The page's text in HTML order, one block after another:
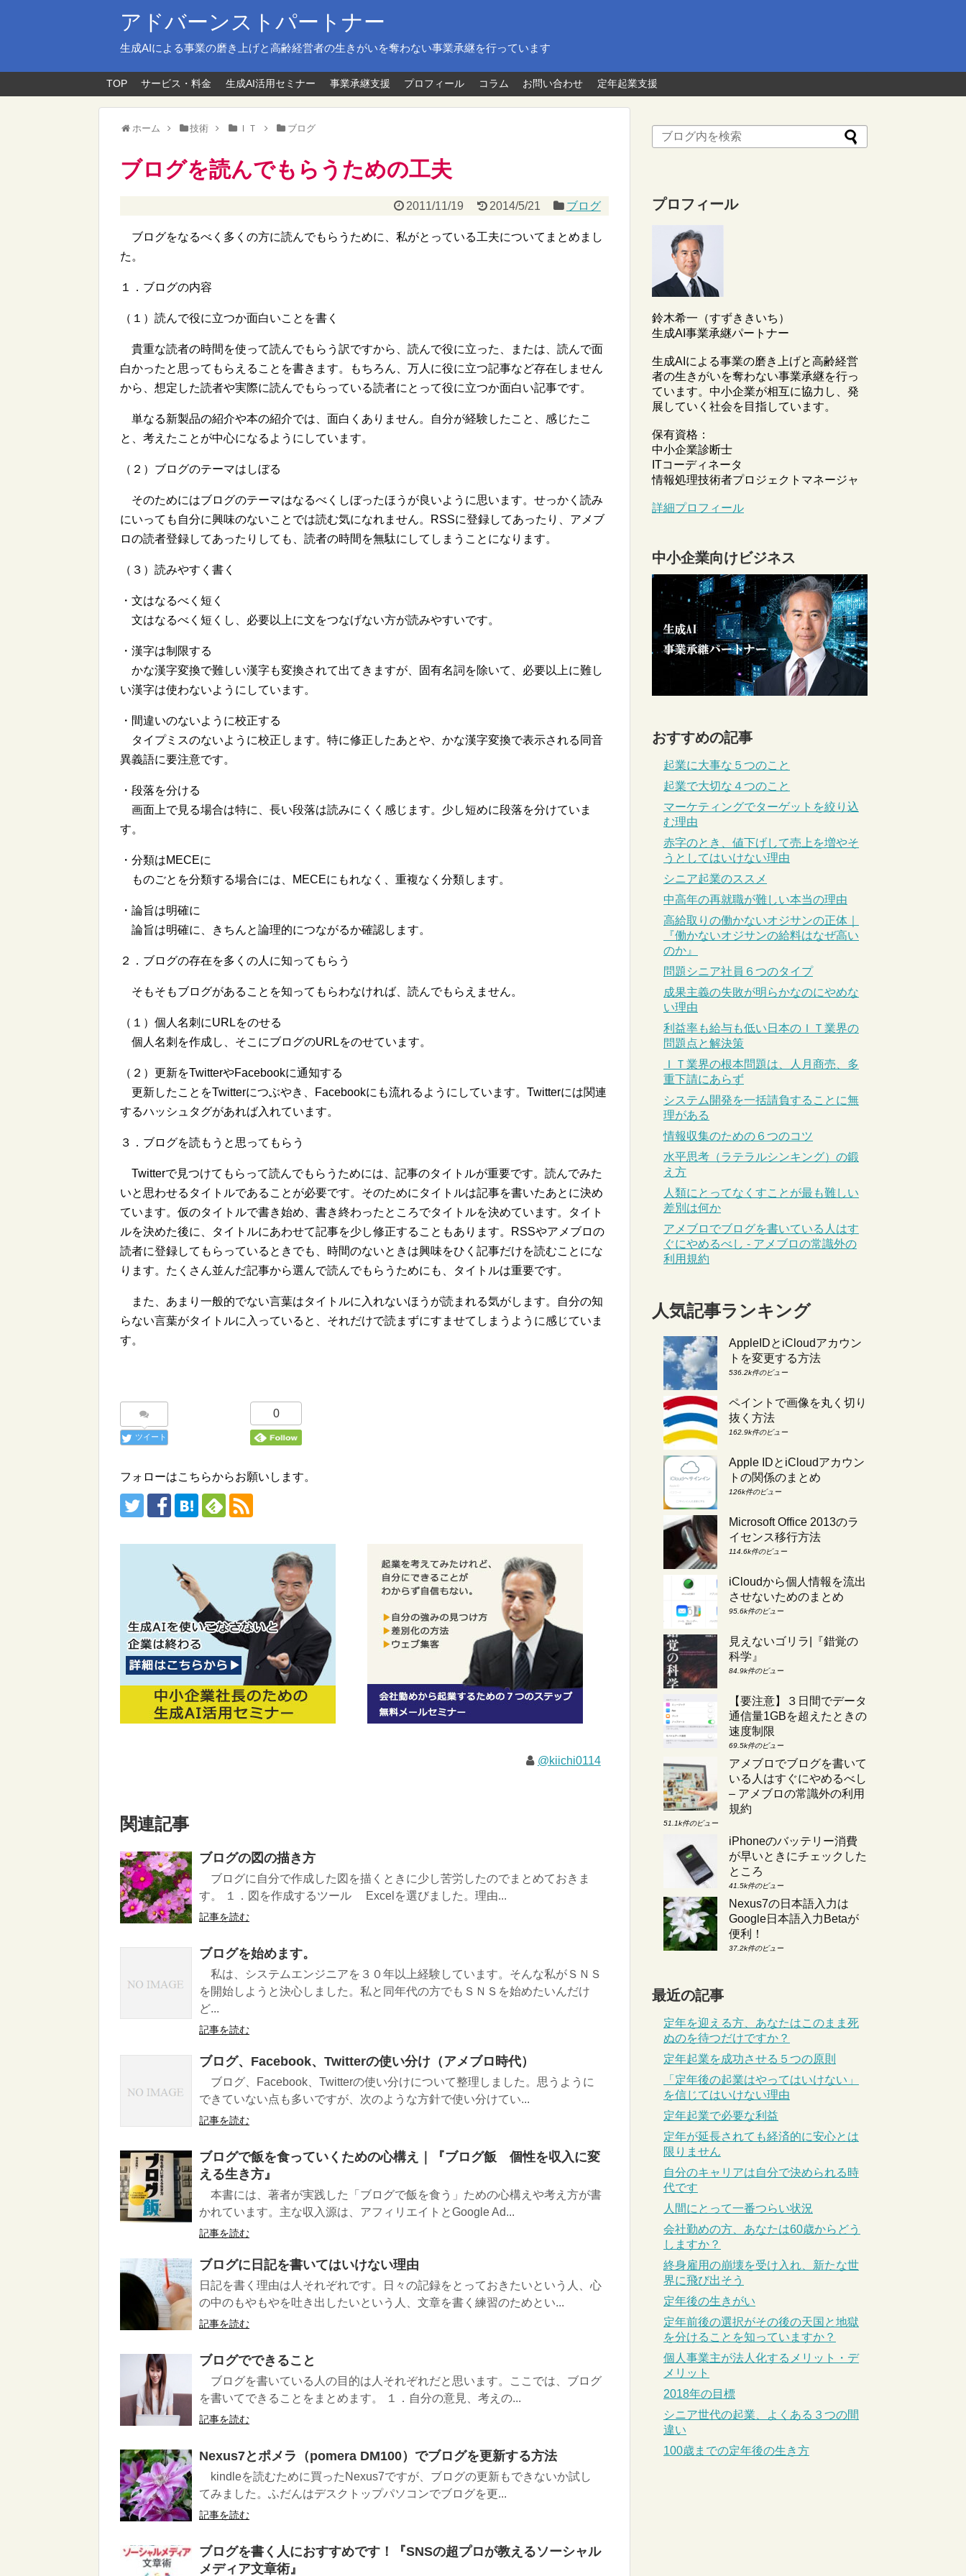
アドバーンストパートナー
生成AIによる事業の磨き上げと高齢経営者の生きがいを奪わない事業承継を行っています
TOP サービス・料金 生成AI活用セミナー 事業承継支援 プロフィール コラム お問い合わせ 定年起業支援
ホーム 技術 ＩＴ ブログ
ブログを読んでもらうための工夫
2011/11/19 2014/5/21 ブログ
ブログをなるべく多くの方に読んでもらうために、私がとっている工夫についてまとめまし
た。
１．ブログの内容
（１）読んで役に立つか面白いことを書く
貴重な読者の時間を使って読んでもらう訳ですから、読んで役に立った、または、読んで面
白かったと思ってもらえることを書きます。もちろん、万人に役に立つ記事など存在しません
から、想定した読者や実際に読んでもらっている読者にとって役に立つか面白い記事です。
単なる新製品の紹介や本の紹介では、面白くありません。自分が経験したこと、感じたこ
と、考えたことが中心になるようにしています。
（２）ブログのテーマはしぼる
そのためにはブログのテーマはなるべくしぼったほうが良いように思います。せっかく読み
にいっても自分に興味のないことでは読む気になれません。RSSに登録してあったり、アメブ
ロの読者登録してあったりしても、読者の時間を無駄にしてしまうことになります。
（３）読みやすく書く
・文はなるべく短く
文はなるべく短くし、必要以上に文をつなげない方が読みやすいです。
・漢字は制限する
かな漢字変換で難しい漢字も変換されて出てきますが、固有名詞を除いて、必要以上に難し
い漢字は使わないようにしています。
・間違いのないように校正する
タイプミスのないように校正します。特に修正したあとや、かな漢字変換で表示される同音
異義語に要注意です。
・段落を分ける
画面上で見る場合は特に、長い段落は読みにくく感じます。少し短めに段落を分けていま
す。
・分類はMECEに
ものごとを分類する場合には、MECEにもれなく、重複なく分類します。
・論旨は明確に
論旨は明確に、きちんと論理的につながるか確認します。
２．ブログの存在を多くの人に知ってもらう
そもそもブログがあることを知ってもらわなければ、読んでもらえません。
（１）個人名刺にURLをのせる
個人名刺を作成し、そこにブログのURLをのせています。
（２）更新をTwitterやFacebookに通知する
更新したことをTwitterにつぶやき、Facebookにも流れるようにしています。Twitterには関連
するハッシュタグがあれば入れています。
３．ブログを読もうと思ってもらう
Twitterで見つけてもらって読んでもらうためには、記事のタイトルが重要です。読んでみた
いと思わせるタイトルであることが必要です。そのためにタイトルは記事を書いたあとに決め
ています。仮のタイトルで書き始め、書き終わったところでタイトルを決めています。タイト
ルを決めた後に、タイトルにあわせて記事を少し修正することもあります。RSSやアメブロの
読者に登録してもらっているときでも、時間のないときは興味をひく記事だけを読むことにな
ります。たくさん並んだ記事から選んで読んでもらうためにも、タイトルは重要です。
また、あまり一般的でない言葉はタイトルに入れないほうが読まれる気がします。自分の知
らない言葉がタイトルに入っていると、それだけで読まずにすませてしまうように感じていま
す。
ツイート
0
フォローはこちらからお願いします。
@kiichi0114
関連記事
ブログの図の描き方
ブログに自分で作成した図を描くときに少し苦労したのでまとめておきま
す。 １．図を作成するツール Excelを選びました。理由...
記事を読む
ブログを始めます。
私は、システムエンジニアを３０年以上経験しています。そんな私がＳＮＳ
を開始しようと決心しました。私と同年代の方でもＳＮＳを始めたいんだけ
ど...
記事を読む
ブログ、Facebook、Twitterの使い分け（アメブロ時代）
ブログ、Facebook、Twitterの使い分けについて整理しました。思うように
できていない点も多いですが、次のような方針で使い分けてい...
記事を読む
ブログで飯を食っていくための心構え｜『ブログ飯 個性を収入に変
える生き方』
本書には、著者が実践した「ブログで飯を食う」ための心構えや考え方が書
かれています。主な収入源は、アフィリエイトとGoogle Ad...
記事を読む
ブログに日記を書いてはいけない理由
日記を書く理由は人それぞれです。日々の記録をとっておきたいという人、心
の中のもやもやを吐き出したいという人、文章を書く練習のためとい...
記事を読む
ブログでできること
ブログを書いている人の目的は人それぞれだと思います。ここでは、ブログ
を書いてできることをまとめます。 １．自分の意見、考えの...
記事を読む
Nexus7とポメラ（pomera DM100）でブログを更新する方法
kindleを読むために買ったNexus7ですが、ブログの更新もできないか試し
てみました。ふだんはデスクトップパソコンでブログを更...
記事を読む
ブログを書く人におすすめです！『SNSの超プロが教えるソーシャル
メディア文章術』
プロフィール
鈴木希一（すずききいち）
生成AI事業承継パートナー
生成AIによる事業の磨き上げと高齢経営
者の生きがいを奪わない事業承継を行っ
ています。中小企業が相互に協力し、発
展していく社会を目指しています。
保有資格：
中小企業診断士
ITコーディネータ
情報処理技術者プロジェクトマネージャ
詳細プロフィール
中小企業向けビジネス
おすすめの記事
起業に大事な５つのこと
起業で大切な４つのこと
マーケティングでターゲットを絞り込
む理由
赤字のとき、値下げして売上を増やそ
うとしてはいけない理由
シニア起業のススメ
中高年の再就職が難しい本当の理由
高給取りの働かないオジサンの正体｜
『働かないオジサンの給料はなぜ高い
のか』
問題シニア社員６つのタイプ
成果主義の失敗が明らかなのにやめな
い理由
利益率も給与も低い日本のＩＴ業界の
問題点と解決策
ＩＴ業界の根本問題は、人月商売、多
重下請にあらず
システム開発を一括請負することに無
理がある
情報収集のための６つのコツ
水平思考（ラテラルシンキング）の鍛
え方
人類にとってなくすことが最も難しい
差別は何か
アメブロでブログを書いている人はす
ぐにやめるべし - アメブロの常識外の
利用規約
人気記事ランキング
AppleIDとiCloudアカウン
トを変更する方法
536.2k件のビュー
ペイントで画像を丸く切り
抜く方法
162.9k件のビュー
Apple IDとiCloudアカウン
トの関係のまとめ
126k件のビュー
Microsoft Office 2013のラ
イセンス移行方法
114.6k件のビュー
iCloudから個人情報を流出
させないためのまとめ
95.6k件のビュー
見えないゴリラ|『錯覚の
科学』
84.9k件のビュー
【要注意】３日間でデータ
通信量1GBを超えたときの
速度制限
69.5k件のビュー
アメブロでブログを書いて
いる人はすぐにやめるべし
– アメブロの常識外の利用
規約
51.1k件のビュー
iPhoneのバッテリー消費
が早いときにチェックした
ところ
41.5k件のビュー
Nexus7の日本語入力は
Google日本語入力Betaが
便利！
37.2k件のビュー
最近の記事
定年を迎える方、あなたはこのまま死
ぬのを待つだけですか？
定年起業を成功させる５つの原則
「定年後の起業はやってはいけない」
を信じてはいけない理由
定年起業で必要な利益
定年が延長されても経済的に安心とは
限りません
自分のキャリアは自分で決められる時
代です
人間にとって一番つらい状況
会社勤めの方、あなたは60歳からどう
しますか？
終身雇用の崩壊を受け入れ、新たな世
界に飛び出そう
定年後の生きがい
定年前後の選択がその後の天国と地獄
を分けることを知っていますか？
個人事業主が法人化するメリット・デ
メリット
2018年の目標
シニア世代の起業、よくある３つの間
違い
100歳までの定年後の生き方